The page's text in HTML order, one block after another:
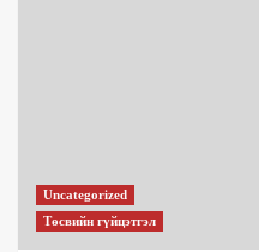
Uncategorized
Төсвийн гүйцэтгэл